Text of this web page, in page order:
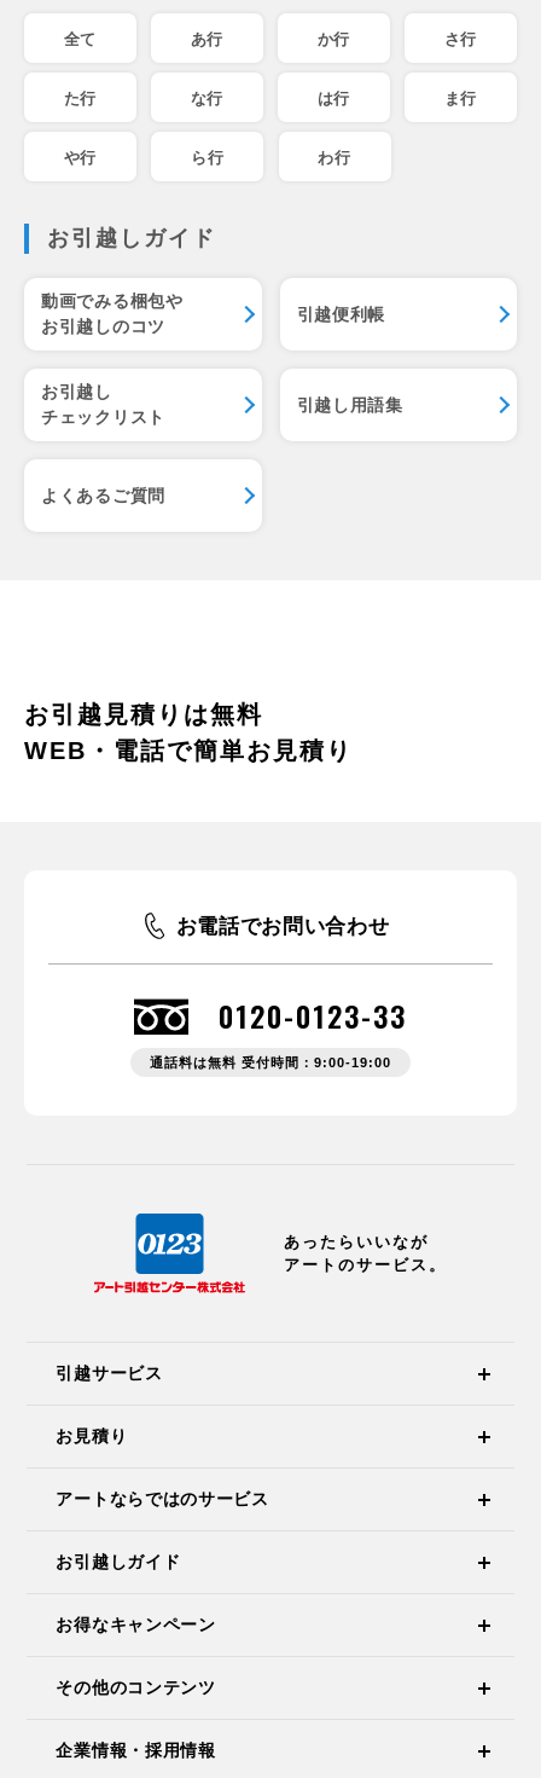
全て あ行 か行 さ行
た行 な行 は行 ま行
や行 ら行 わ行
お引越しガイド
動画でみる梱包や
お引越しのコツ
引越便利帳
お引越し
チェックリスト
引越し用語集
よくあるご質問
お引越見積りは無料
WEB・電話で簡単お見積り
お電話でお問い合わせ
0120-0123-33
通話料は無料 受付時間：9:00-19:00
あったらいいなが
アートのサービス。
引越サービス
お見積り
アートならではのサービス
お引越しガイド
お得なキャンペーン
その他のコンテンツ
企業情報・採用情報